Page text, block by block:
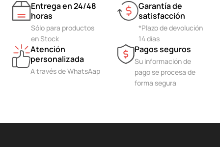
Entrega en 24/48
horas
Sólo para productos
en Stock
Garantía de
satisfacción
*Plazo de devolución
14 días
Atención
personalizada
A través de WhatsAap
Pagos seguros
Su información de
pago se procesa de
forma segura